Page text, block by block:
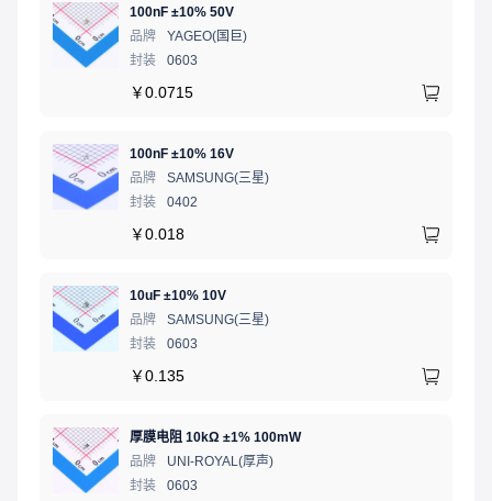
100nF ±10% 50V
品牌
YAGEO(国巨)
封装
0603
￥0.0715
100nF ±10% 16V
品牌
SAMSUNG(三星)
封装
0402
￥0.018
10uF ±10% 10V
品牌
SAMSUNG(三星)
封装
0603
￥0.135
厚膜电阻 10kΩ ±1% 100mW
品牌
UNI-ROYAL(厚声)
封装
0603